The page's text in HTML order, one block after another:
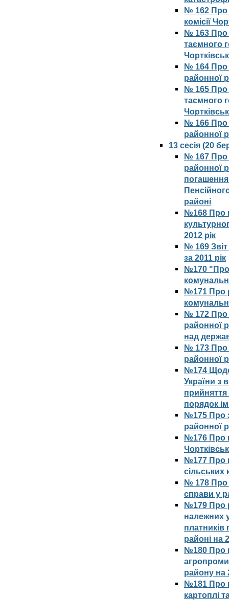
№ 162 Про
комісії
№ 163 Про
таємного
№ 164 Про
районної
№ 165 Про
таємного
№ 166 Про
районної
13 сесія (20
№ 167 Про
районної
районі
№168 Про
2012 рік
№ 169
за 2011 рік
№170 "Про
№171 Про
№ 172 Про
районної
над
№ 173 Про
районної
№174
України з
порядок
№175 Про
районної
№176 Про
№177 Про
сільських
№ 178 Про
справи у
№179 Про
належних
платників
районі на
№180 Про
району на
№181 Про
картоплі